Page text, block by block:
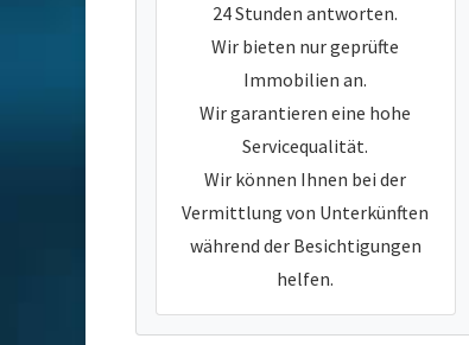
24 Stunden antworten.
Wir bieten nur geprüfte
Immobilien an.
Wir garantieren eine hohe
Servicequalität.
Wir können Ihnen bei der
Vermittlung von Unterkünften
während der Besichtigungen
helfen.